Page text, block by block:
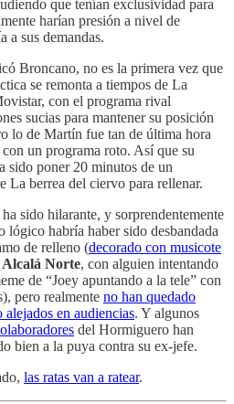
que tenían exclusividad para
harían presión a nivel de
a sus demandas.
Broncano, no es la primera vez que
se remonta a tiempos de La
con el programa rival
sucias para mantener su posición
lo de Martín fue tan de última hora
un programa roto. Así que su
sido poner 20 minutos de un
La berrea del ciervo para rellenar.
sido hilarante, y sorprendentemente
lógico habría haber sido desbandada
de relleno (decorado con musicote
Alcalá Norte, con alguien intentando
de “Joey apuntando a la tele” con
pero realmente no han quedado
alejados en audiencias. Y algunos
del Hormiguero han
bien a la puya contra su ex-jefe.
las ratas van a ratear.